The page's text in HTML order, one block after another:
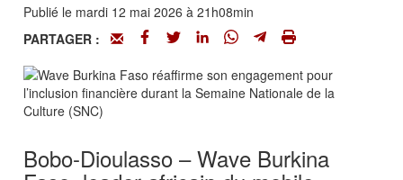
Publié le mardi 12 mai 2026 à 21h08min
PARTAGER :
Bobo-Dioulasso – Wave Burkina